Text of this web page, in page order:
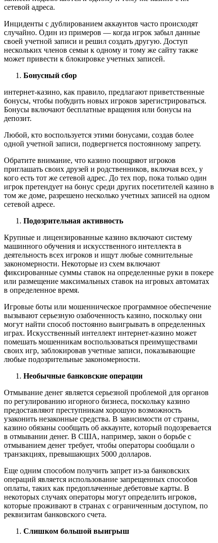
сетевой адреса.
Инциденты с дублированием аккаунтов часто происходят
случайно. Один из примеров — когда игрок забыл данные
своей учетной записи и решил создать другую. Доступ
нескольких членов семьи к одному и тому же сайту также
может привести к блокировке учетных записей.
Бонусный сбор
интернет-казино, как правило, предлагают приветственные
бонусы, чтобы побудить новых игроков зарегистрироваться.
Бонусы включают бесплатные вращения или бонусы на
депозит.
Любой, кто воспользуется этими бонусами, создав более
одной учетной записи, подвергнется постоянному запрету.
Обратите внимание, что казино поощряют игроков
приглашать своих друзей и родственников, включая всех, у
кого есть тот же сетевой адрес. До тех пор, пока только один
игрок претендует на бонус среди других посетителей казино в
том же доме, разрешено несколько учетных записей на одном
сетевой адресе.
Подозрительная активность
Крупные и лицензированные казино включают систему
машинного обучения и искусственного интеллекта в
деятельность всех игроков и ищут любые сомнительные
закономерности. Некоторые из схем включают
фиксированные суммы ставок на определенные руки в покере
или размещение максимальных ставок на игровых автоматах
в определенное время.
Игровые боты или мошенническое программное обеспечение
вызывают серьезную озабоченность казино, поскольку они
могут найти способ постоянно выигрывать в определенных
играх. Искусственный интеллект интернет-казино может
помешать мошенникам воспользоваться преимуществами
своих игр, заблокировав учетные записи, показывающие
любые подозрительные закономерности.
Необычные банковские операции
Отмывание денег является серьезной проблемой для органов
по регулированию игорного бизнеса, поскольку казино
предоставляют преступникам хорошую возможность
узаконить незаконные средства. В зависимости от страны,
казино обязаны сообщать об аккаунте, который подозревается
в отмывании денег. В США, например, закон о борьбе с
отмыванием денег требует, чтобы операторы сообщали о
транзакциях, превышающих 5000 долларов.
Еще одним способом получить запрет из-за банковских
операций является использование запрещенных способов
оплаты, таких как предоплаченные дебетовые карты. В
некоторых случаях операторы могут определить игроков,
которые проживают в странах с ограниченным доступом, по
реквизитам банковского счета.
Слишком большой выигрыш